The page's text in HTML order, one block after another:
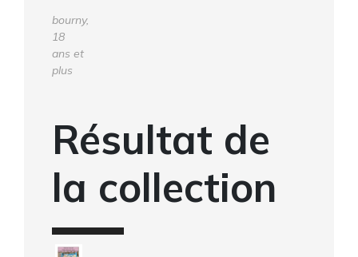
bourny,
18
ans et
plus
Résultat de
la collection